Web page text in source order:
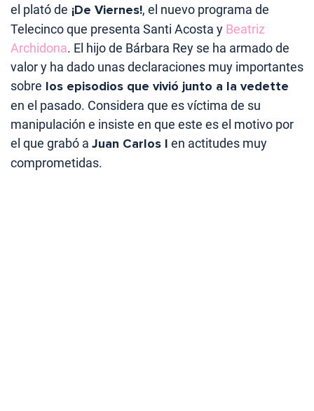
el plató de ¡De Viernes!, el nuevo programa de
Telecinco que presenta Santi Acosta y Beatriz
Archidona. El hijo de Bárbara Rey se ha armado de
valor y ha dado unas declaraciones muy importantes
sobre los episodios que vivió junto a la vedette
en el pasado. Considera que es víctima de su
manipulación e insiste en que este es el motivo por
el que grabó a Juan Carlos I en actitudes muy
comprometidas.